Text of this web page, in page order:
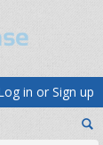
in or Sign up